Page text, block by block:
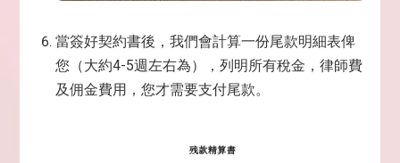
當簽好契約書後，我們會計算一份尾款明細表俾
您（大約4-5週左右為），列明所有稅金，律師費
及佣金費用，您才需要支付尾款。